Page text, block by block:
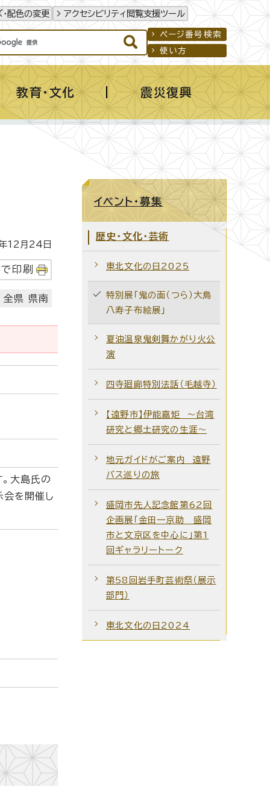
配色の変更 アクセシビリティ閲覧支援ツール
ページ番号検索
使い方
教育・文化 震災復興
12月24日
印刷
全県 県南
大島氏の
を開催し
イベント・募集
歴史・文化・芸術
東北文化の日2025
特別展「鬼の面（つら）大島
八寿子布絵展」
夏油温泉鬼剣舞かがり火公
演
四寺廻廊特別法話（毛越寺）
【遠野市】伊能嘉矩 ～台湾
研究と郷土研究の生涯～
地元ガイドがご案内 遠野
バス巡りの旅
盛岡市先人記念館第62回
企画展「金田一京助 盛岡
市と文京区を中心に」第1
回ギャラリートーク
第58回岩手町芸術祭（展示
部門）
東北文化の日2024